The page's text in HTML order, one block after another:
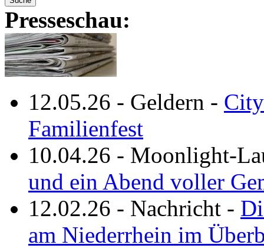
Presseschau:
12.05.26 - Geldern -
Familienfest
10.04.26 - Moonlight-
und ein Abend voller
12.02.26 - Nachricht -
am Niederrhein im